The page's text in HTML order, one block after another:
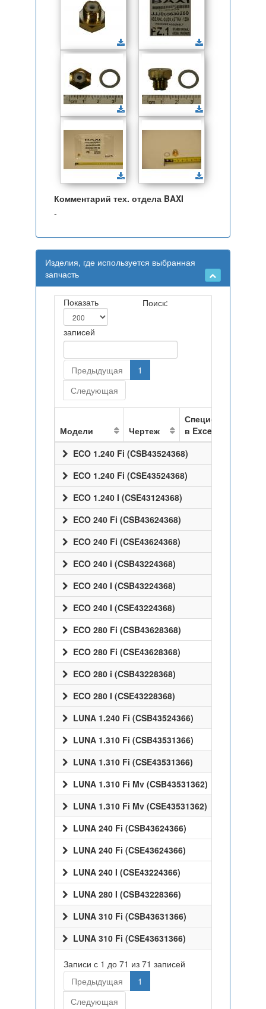
Комментарий тех. отдела BAXI
-
Изделия, где используется выбранная
запчасть
Показать
записей
Поиск:
Предыдущая
1
Следующая
Модели Чертеж
Спецификация
в Excel
ECO 1.240 Fi (CSB43524368)
ECO 1.240 Fi (CSE43524368)
ECO 1.240 I (CSE43124368)
ECO 240 Fi (CSB43624368)
ECO 240 Fi (CSE43624368)
ECO 240 i (CSB43224368)
ECO 240 I (CSB43224368)
ECO 240 I (CSE43224368)
ECO 280 Fi (CSB43628368)
ECO 280 Fi (CSE43628368)
ECO 280 i (CSB43228368)
ECO 280 I (CSE43228368)
LUNA 1.240 Fi (CSB43524366)
LUNA 1.310 Fi (CSB43531366)
LUNA 1.310 Fi (CSE43531366)
LUNA 1.310 Fi Mv (CSB43531362)
LUNA 1.310 Fi Mv (CSE43531362)
LUNA 240 Fi (CSB43624366)
LUNA 240 Fi (CSE43624366)
LUNA 240 I (CSE43224366)
LUNA 280 I (CSB43228366)
LUNA 310 Fi (CSB43631366)
LUNA 310 Fi (CSE43631366)
Записи с 1 до 71 из 71 записей
Предыдущая
1
Следующая